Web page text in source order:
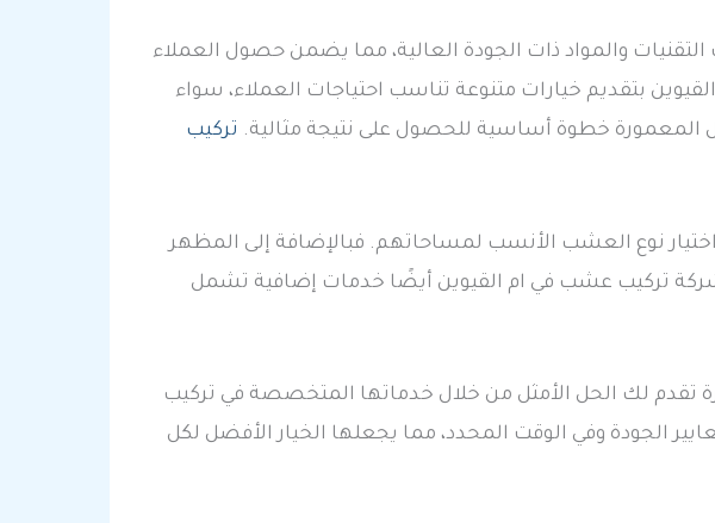
والمواد ذات الجودة العالية، مما يضمن حصول العملاء
بتقديم خيارات متنوعة تناسب احتياجات العملاء، سواء
خطوة أساسية للحصول على نتيجة مثالية. تركيب
نوع العشب الأنسب لمساحاتهم. فبالإضافة إلى المظهر
شركة تركيب عشب في ام القيوين أيضًا خدمات إضافية تشمل
تقدم لك الحل الأمثل من خلال خدماتها المتخصصة في تركيب
الجودة وفي الوقت المحدد، مما يجعلها الخيار الأفضل لكل